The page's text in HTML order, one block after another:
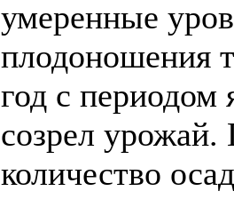
умеренные
плодоношения
год с периодом
созрел урожай.
количество